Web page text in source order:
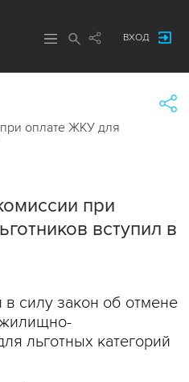
ВХОД
оплате ЖКУ для
при
вступил в
силу закон об отмене
льготных категорий